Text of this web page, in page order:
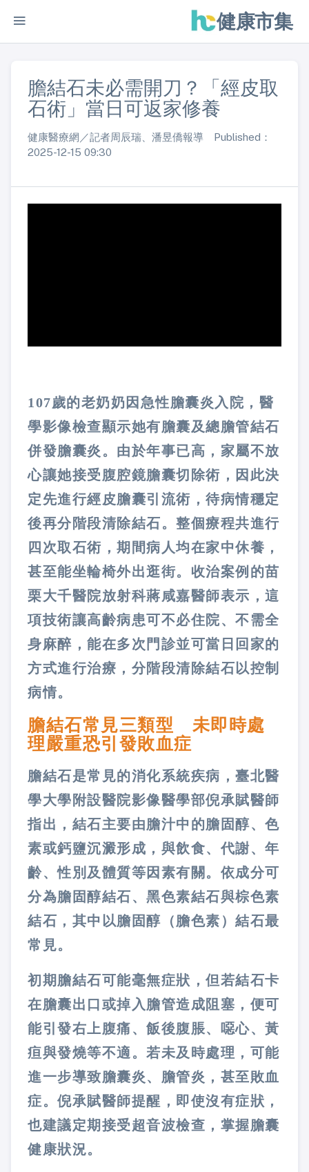
健康市集
膽結石未必需開刀？「經皮取
石術」當日可返家修養
健康醫療網／記者周辰瑞、潘昱僑報導 Published：
2025-12-15 09:30
107歲的老奶奶因急性膽囊炎入院，醫
學影像檢查顯示她有膽囊及總膽管結石
併發膽囊炎。由於年事已高，家屬不放
心讓她接受腹腔鏡膽囊切除術，因此決
定先進行經皮膽囊引流術，待病情穩定
後再分階段清除結石。整個療程共進行
四次取石術，期間病人均在家中休養，
甚至能坐輪椅外出逛街。收治案例的苗
栗大千醫院放射科蔣咸嘉醫師表示，這
項技術讓高齡病患可不必住院、不需全
身麻醉，能在多次門診並可當日回家的
方式進行治療，分階段清除結石以控制
病情。
膽結石常見三類型 未即時處
理嚴重恐引發敗血症
膽結石是常見的消化系統疾病，臺北醫
學大學附設醫院影像醫學部倪承賦醫師
指出，結石主要由膽汁中的膽固醇、色
素或鈣鹽沉澱形成，與飲食、代謝、年
齡、性別及體質等因素有關。依成分可
分為膽固醇結石、黑色素結石與棕色素
結石，其中以膽固醇（膽色素）結石最
常見。
初期膽結石可能毫無症狀，但若結石卡
在膽囊出口或掉入膽管造成阻塞，便可
能引發右上腹痛、飯後腹脹、噁心、黃
疸與發燒等不適。若未及時處理，可能
進一步導致膽囊炎、膽管炎，甚至敗血
症。倪承賦醫師提醒，即使沒有症狀，
也建議定期接受超音波檢查，掌握膽囊
健康狀況。